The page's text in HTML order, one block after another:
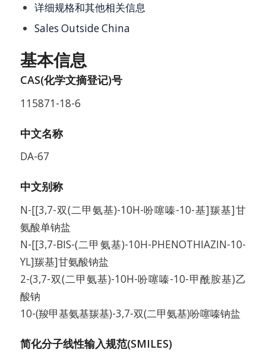
详细规格和其他相关信息
Sales Outside China
基本信息
CAS(化学文摘登记)号
115871-18-6
中文名称
DA-67
中文别称
N-[[3,7-双(二甲氨基)-10H-吩噻嗪-10-基]羰基]甘
氨酸单钠盐
N-[[3,7-BIS-(二甲氨基)-10H-PHENOTHIAZIN-10-
YL]羰基]甘氨酸钠盐
2-(3,7-双(二甲氨基)-10H-吩噻嗪-10-甲酰胺基)乙
酸钠
10-(羧甲基氨基羰基)-3,7-双(二甲氨基)吩噻嗪钠盐
简化分子线性输入规范(SMILES)